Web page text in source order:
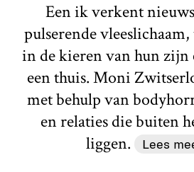
Een ik verkent
pulserende
in de kieren van hun
een thuis. Moni
met behulp van
en relaties die buiten
liggen.
Lees